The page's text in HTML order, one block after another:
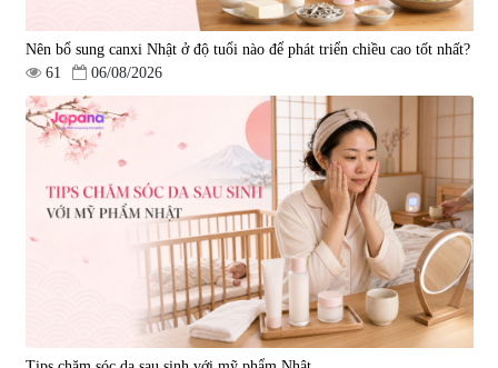
Nên bổ sung canxi Nhật ở độ tuổi nào để phát triển chiều cao tốt nhất?
61
06/08/2026